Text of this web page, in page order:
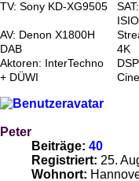
TV: Sony KD-XG9505
AV: Denon X1800H
DAB
4K
Aktoren: InterTechno
+ DÜWI
Peter
Beiträge: 40
Registriert: 25.
Wohnort: